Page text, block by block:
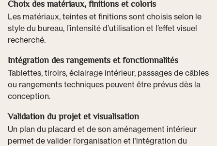
Choix des matériaux, finitions et coloris
Les matériaux, teintes et finitions sont choisis selon le
style du bureau, l’intensité d’utilisation et l’effet visuel
recherché.
Intégration des rangements et fonctionnalités
Tablettes, tiroirs, éclairage intérieur, passages de câbles
ou rangements techniques peuvent être prévus dès la
conception.
Validation du projet et visualisation
Un plan du placard et de son aménagement intérieur
permet de valider l’organisation et l’intégration du